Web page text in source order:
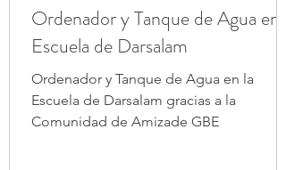
Ordenador y Tanque de Agua en la
Escuela de Darsalam
Ordenador y Tanque de Agua en la
Escuela de Darsalam gracias a la
Comunidad de Amizade GBE